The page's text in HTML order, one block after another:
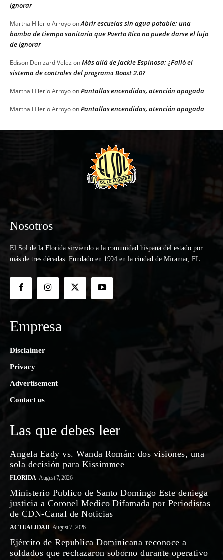
ignorar
Martha Hilerio ArroyoonAbrir escuelas sin agua potable: una
bomba de tiempo sanitaria que Puerto Rico no puede darse el lujo
de ignorar
Edison Denizard Velez onMás allá de Jackie Espinosa: ¿Falló el
sistema de controles del programa Boost 2.0?
Martha Hilerio ArroyoonPantallas encendidas, atención apagada
Martha Hilerio ArroyoonPantallas encendidas, atención apagada
Nosotros
El Sol de la Florida sirviendo a la comunidad hispana del estado por
más de tres décadas. Fundado en 1994 en la ciudad de Miramar, FL.
Empresa
Disclaimer
Privacy
Advertisement
Contact us
Las que debes leer
Angela Eady vs. Wanda Román: dos visiones, una
sola decisión para Kissimmee
FLORIDA August 7, 2026
Ministerio Publico de Santo Domingo Este deniega
justicia a Coronel Medico Difamada por Periodistas
de CDN-Canal de Noticias
ACTUALIDAD August 7, 2026
Ejército de Republica Dominicana reconoce a
soldados que rechazaron soborno durante operativo